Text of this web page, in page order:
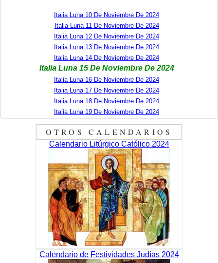
Italia Luna 10 De Noviembre De 2024
Italia Luna 11 De Noviembre De 2024
Italia Luna 12 De Noviembre De 2024
Italia Luna 13 De Noviembre De 2024
Italia Luna 14 De Noviembre De 2024
Italia Luna 15 De Noviembre De 2024
Italia Luna 16 De Noviembre De 2024
Italia Luna 17 De Noviembre De 2024
Italia Luna 18 De Noviembre De 2024
Italia Luna 19 De Noviembre De 2024
OTROS CALENDARIOS
Calendario Litúrgico Católico 2024
Calendario de Festividades Judías 2024